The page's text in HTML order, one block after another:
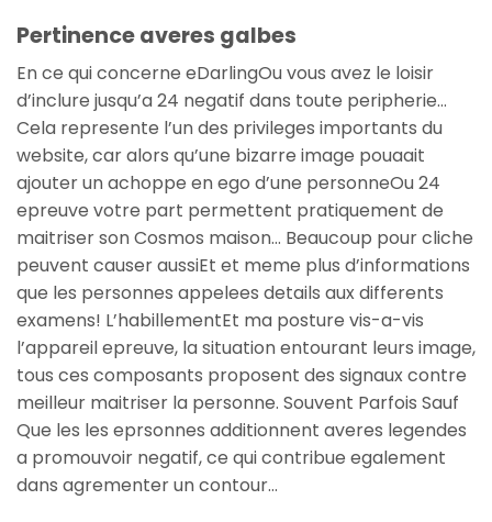
Pertinence averes galbes
En ce qui concerne eDarlingOu vous avez le loisir
d’inclure jusqu’a 24 negatif dans toute peripherie…
Cela represente l’un des privileges importants du
website, car alors qu’une bizarre image pouaait
ajouter un achoppe en ego d’une personneOu 24
epreuve votre part permettent pratiquement de
maitriser son Cosmos maison… Beaucoup pour cliche
peuvent causer aussiEt et meme plus d’informations
que les personnes appelees details aux differents
examens! L’habillementEt ma posture vis-a-vis
l’appareil epreuve, la situation entourant leurs image,
tous ces composants proposent des signaux contre
meilleur maitriser la personne. Souvent Parfois Sauf
Que les les eprsonnes additionnent averes legendes
a promouvoir negatif, ce qui contribue egalement
dans agrementer un contour…